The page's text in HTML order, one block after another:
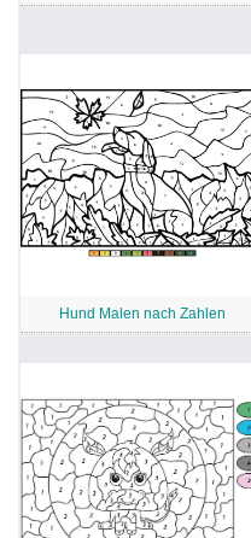
Hund Malen nach Zahlen